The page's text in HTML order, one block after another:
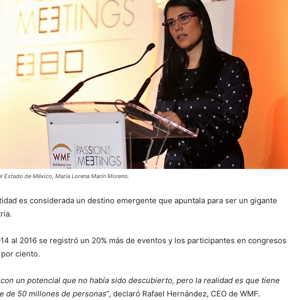
Estado de México, María Lorena Marín Moreno.
es considerada un destino emergente que apuntala para ser un gigante
al 2016 se registró un 20% más de eventos y los participantes en congresos
ciento.
un potencial que no había sido descubierto, pero la realidad es que tiene
de 50 millones de personas”, declaró Rafael Hernández, CEO de WMF.